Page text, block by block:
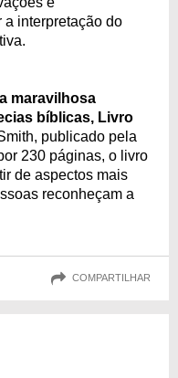
a interpretação do
maravilhosa
bíblicas, Livro
publicado pela
230 páginas, o livro
de aspectos mais
reconheçam a
COMPARTILHAR